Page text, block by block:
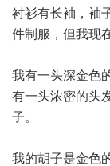
衬衫有长袖，袖
件制服，但我现
我有一头深金色
有一头浓密的头
子。
我的胡子是金色